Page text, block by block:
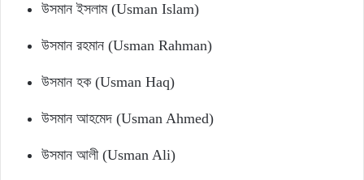
উসমান ইসলাম (Usman Islam)
উসমান রহমান (Usman Rahman)
উসমান হক (Usman Haq)
উসমান আহমেদ (Usman Ahmed)
উসমান আলী (Usman Ali)